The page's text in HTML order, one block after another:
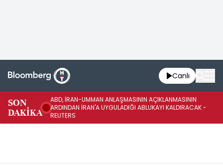
Canlı
SON
DAKİKA
ABD, İRAN-UMMAN ANLAŞMASININ AÇIKLANMASININ
ARDINDAN İRAN'A UYGULADIĞI ABLUKAYI KALDIRACAK -
REUTERS